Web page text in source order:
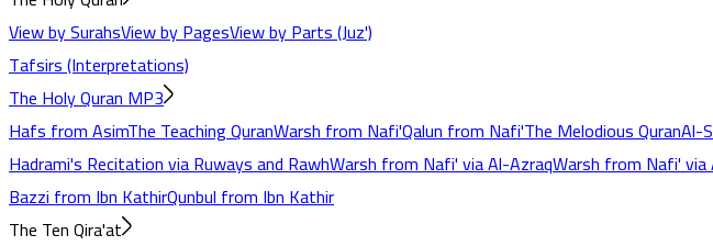
View by SurahsView by PagesView by Parts (Juz')
Tafsirs (Interpretations)
The Holy Quran MP3
Hafs from AsimThe Teaching QuranWarsh from Nafi'Qalun from Nafi'The Melodious QuranAl-
Hadrami's Recitation via Ruways and RawhWarsh from Nafi' via Al-AzraqWarsh from Nafi' via
Bazzi from Ibn KathirQunbul from Ibn Kathir
The Ten Qira'at